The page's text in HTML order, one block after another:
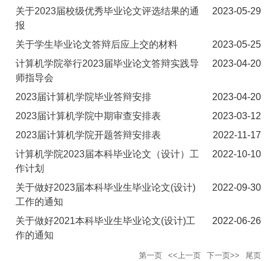
关于2023届校级优秀毕业论文评选结果的通
报
2023-05-29
关于学生毕业论文答辩后应上交的材料
2023-05-25
计算机学院举行2023届毕业论文答辩实践导
师指导会
2023-04-20
2023届计算机学院毕业答辩安排
2023-04-20
2023届计算机学院中期审查安排表
2023-03-12
2023届计算机学院开题答辩安排表
2022-11-17
计算机学院2023届本科毕业论文（设计）工
作计划
2022-10-10
关于做好2023届本科毕业生毕业论文(设计)
工作的通知
2022-09-30
关于做好2021本科毕业生毕业论文(设计)工
作的通知
2022-06-26
第一页 <<上一页 下一页>> 尾页